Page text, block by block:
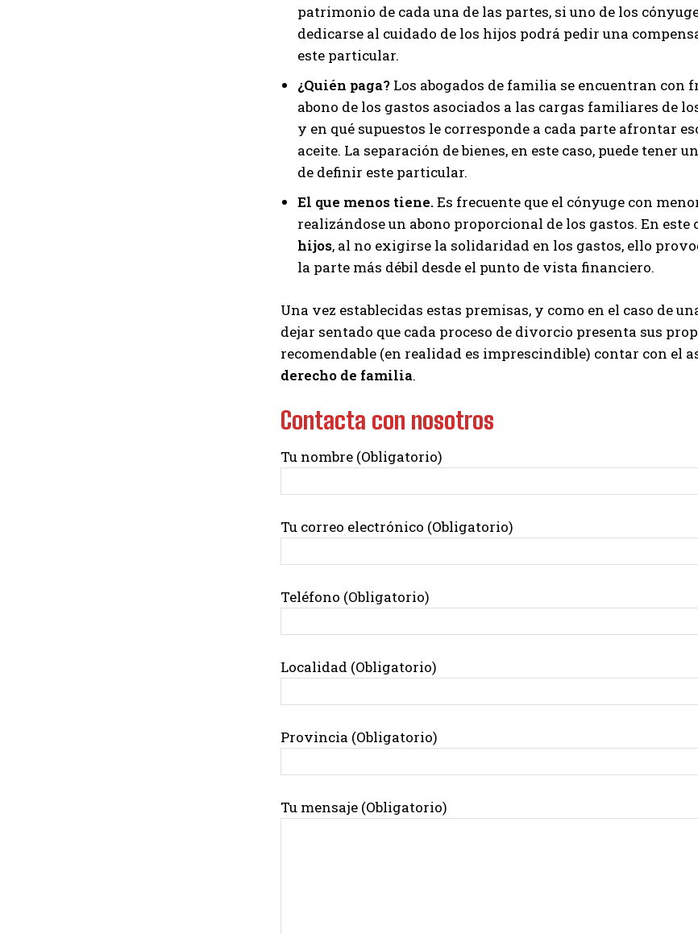
patrimonio de cada una de las partes, si uno de los
dedicarse al cuidado de los hijos podrá pedir una
este particular.
¿Quién paga? Los abogados de familia se encuentran
abono de los gastos asociados a las cargas familiares de
y en qué supuestos le corresponde a cada parte afrontar
aceite. La separación de bienes, en este caso, puede
de definir este particular.
El que menos tiene.Es frecuente que el cónyuge con
realizándose un abono proporcional de los gastos. En este
hijos, al no exigirse la solidaridad en los gastos, ello
la parte más débil desde el punto de vista financiero.
Una vez establecidas estas premisas, y como en el caso de
dejar sentado que cada proceso de divorcio presenta sus
recomendable (en realidad es imprescindible) contar con el
derecho de familia.
Contacta con nosotros
Tu nombre (Obligatorio)
Tu correo electrónico (Obligatorio)
Teléfono (Obligatorio)
Localidad (Obligatorio)
Provincia (Obligatorio)
Tu mensaje (Obligatorio)